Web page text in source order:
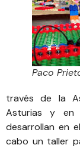
Paco
través de la
Asturias y en
desarrollan en
cabo un taller